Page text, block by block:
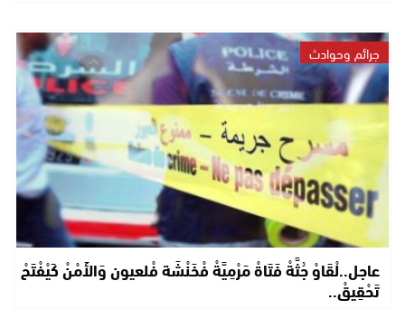
جرائم وحوادث
عاجل..لْقَاوْ جُثَّةْ فَتَاةْ مَرْمِيَّةْ فْخَنْشَة فْلعيون وَالأَمْنْ كَيْفْتَحْ
تَحْقِيقْ..